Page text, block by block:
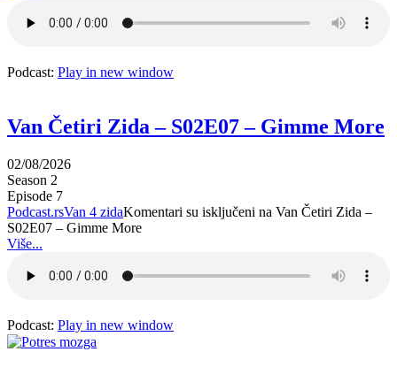
Podcast: Play in new window
Van Četiri Zida – S02E07 – Gimme More
02/08/2026
Season 2
Episode 7
Podcast.rsVan 4 zidaKomentari su isključeni na Van Četiri Zida –
S02E07 – Gimme More
Više...
Podcast: Play in new window